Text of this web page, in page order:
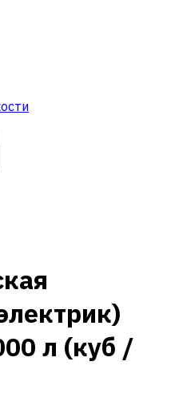
л (куб /